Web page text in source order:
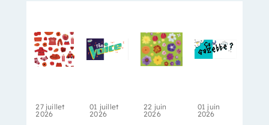
27 juillet
2026
01 juillet
2026
22 juin
2026
01 juin
2026